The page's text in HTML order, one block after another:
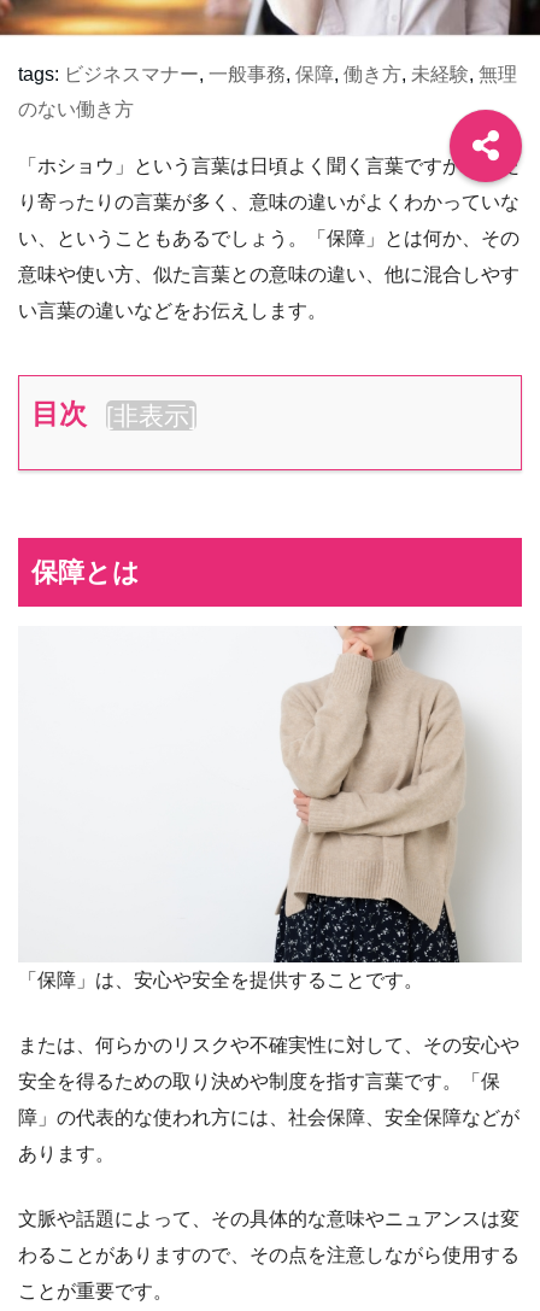
tags: ビジネスマナー, 一般事務, 保障, 働き方, 未経験, 無理
のない働き方
「ホショウ」という言葉は日頃よく聞く言葉ですが、似た
り寄ったりの言葉が多く、意味の違いがよくわかっていな
い、ということもあるでしょう。「保障」とは何か、その
意味や使い方、似た言葉との意味の違い、他に混合しやす
い言葉の違いなどをお伝えします。
目次 [非表示]
保障とは
「保障」は、安心や安全を提供することです。
または、何らかのリスクや不確実性に対して、その安心や
安全を得るための取り決めや制度を指す言葉です。「保
障」の代表的な使われ方には、社会保障、安全保障などが
あります。
文脈や話題によって、その具体的な意味やニュアンスは変
わることがありますので、その点を注意しながら使用する
ことが重要です。